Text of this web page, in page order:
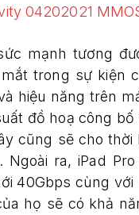
mạnh tương
trong sự kiện
hiệu năng trên
đồ hoạ công bố
cũng sẽ cho
Ngoài ra, iPad
40Gbps cùng với
họ sẽ có khả